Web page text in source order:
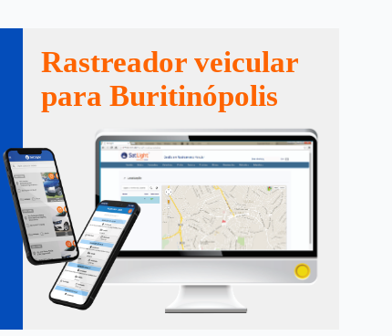
Rastreador veicular
para Buritinópolis